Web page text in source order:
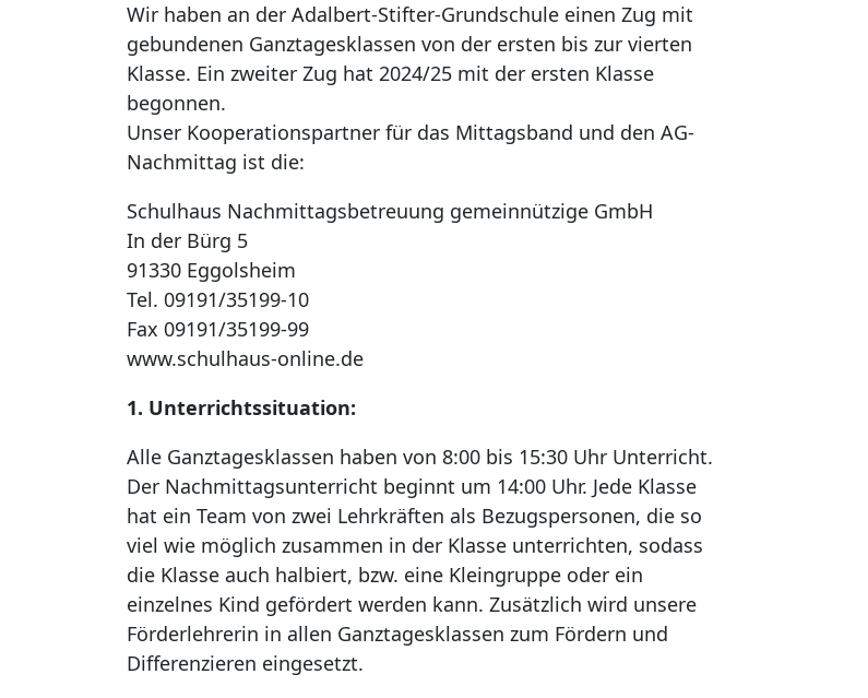
Wir haben an der Adalbert-Stifter-Grundschule einen Zug mit
gebundenen Ganztagesklassen von der ersten bis zur vierten
Klasse. Ein zweiter Zug hat 2024/25 mit der ersten Klasse
begonnen.
Unser Kooperationspartner für das Mittagsband und den AG-
Nachmittag ist die:
Schulhaus Nachmittagsbetreuung gemeinnützige GmbH
In der Bürg 5
91330 Eggolsheim
Tel. 09191/35199-10
Fax 09191/35199-99
www.schulhaus-online.de
1. Unterrichtssituation:
Alle Ganztagesklassen haben von 8:00 bis 15:30 Uhr Unterricht.
Der Nachmittagsunterricht beginnt um 14:00 Uhr. Jede Klasse
hat ein Team von zwei Lehrkräften als Bezugspersonen, die so
viel wie möglich zusammen in der Klasse unterrichten, sodass
die Klasse auch halbiert, bzw. eine Kleingruppe oder ein
einzelnes Kind gefördert werden kann. Zusätzlich wird unsere
Förderlehrerin in allen Ganztagesklassen zum Fördern und
Differenzieren eingesetzt.